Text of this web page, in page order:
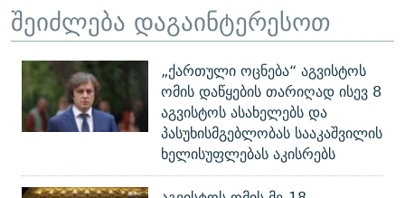
შეიძლება დაგაინტერესოთ
„ქართული ოცნება“ აგვისტოს
ომის დაწყების თარიღად ისევ 8
აგვისტოს ასახელებს და
პასუხისმგებლობას სააკაშვილის
ხელისუფლებას აკისრებს